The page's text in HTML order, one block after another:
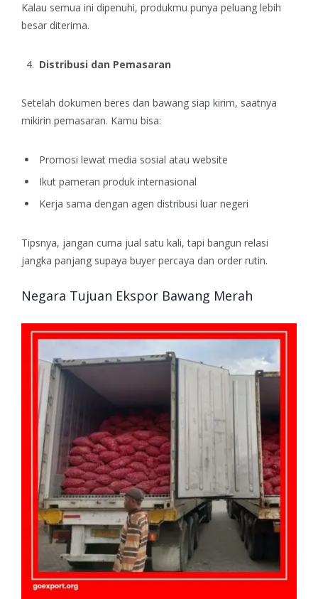
Kalau semua ini dipenuhi, produkmu punya peluang lebih
besar diterima.
Distribusi dan Pemasaran
Setelah dokumen beres dan bawang siap kirim, saatnya
mikirin pemasaran. Kamu bisa:
Promosi lewat media sosial atau website
Ikut pameran produk internasional
Kerja sama dengan agen distribusi luar negeri
Tipsnya, jangan cuma jual satu kali, tapi bangun relasi
jangka panjang supaya buyer percaya dan order rutin.
Negara Tujuan Ekspor Bawang Merah